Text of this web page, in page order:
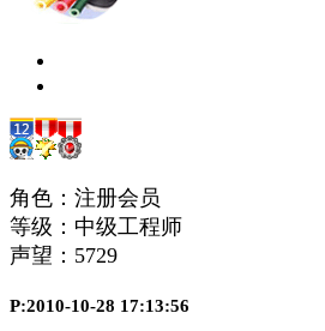
角色：注册会员
等级：中级工程师
声望： 5729
P:2010-10-28 17:13:56